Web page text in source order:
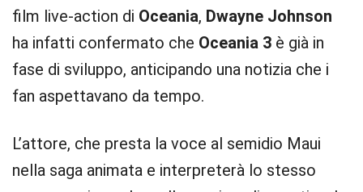
film live-action di Oceania, Dwayne Johnson
ha infatti confermato che Oceania 3 è già in
fase di sviluppo, anticipando una notizia che i
fan aspettavano da tempo.
L’attore, che presta la voce al semidio Maui
nella saga animata e interpreterà lo stesso